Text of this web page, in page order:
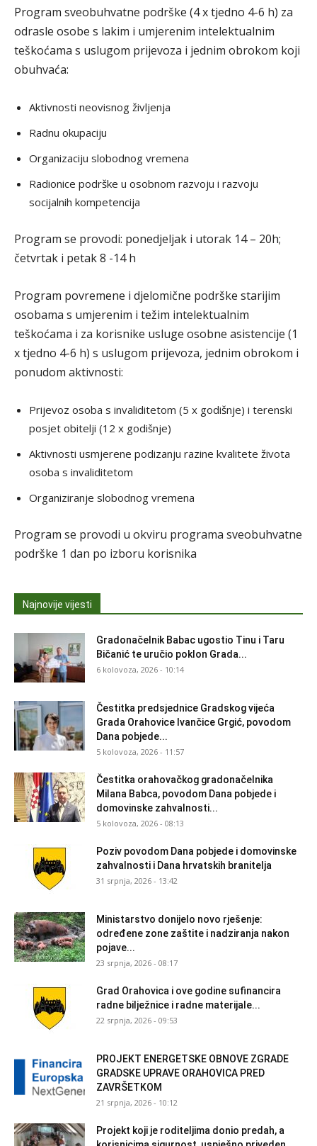
Program sveobuhvatne podrške (4 x tjedno 4-6 h) za
odrasle osobe s lakim i umjerenim intelektualnim
teškoćama s uslugom prijevoza i jednim obrokom koji
obuhvaća:
Aktivnosti neovisnog življenja
Radnu okupaciju
Organizaciju slobodnog vremena
Radionice podrške u osobnom razvoju i razvoju
socijalnih kompetencija
Program se provodi: ponedjeljak i utorak 14 – 20h;
četvrtak i petak 8 -14 h
Program povremene i djelomične podrške starijim
osobama s umjerenim i težim intelektualnim
teškoćama i za korisnike usluge osobne asistencije (1
x tjedno 4-6 h) s uslugom prijevoza, jednim obrokom i
ponudom aktivnosti:
Prijevoz osoba s invaliditetom (5 x godišnje) i terenski
posjet obitelji (12 x godišnje)
Aktivnosti usmjerene podizanju razine kvalitete života
osoba s invaliditetom
Organiziranje slobodnog vremena
Program se provodi u okviru programa sveobuhvatne
podrške 1 dan po izboru korisnika
Najnovije vijesti
Gradonačelnik Babac ugostio Tinu i Taru
Bičanić te uručio poklon Grada...
6 kolovoza, 2026 - 10:14
Čestitka predsjednice Gradskog vijeća
Grada Orahovice Ivančice Grgić, povodom
Dana pobjede...
5 kolovoza, 2026 - 11:57
Čestitka orahovačkog gradonačelnika
Milana Babca, povodom Dana pobjede i
domovinske zahvalnosti...
5 kolovoza, 2026 - 08:13
Poziv povodom Dana pobjede i domovinske
zahvalnosti i Dana hrvatskih branitelja
31 srpnja, 2026 - 13:42
Ministarstvo donijelo novo rješenje:
određene zone zaštite i nadziranja nakon
pojave...
23 srpnja, 2026 - 08:17
Grad Orahovica i ove godine sufinancira
radne bilježnice i radne materijale...
22 srpnja, 2026 - 09:53
PROJEKT ENERGETSKE OBNOVE ZGRADE
GRADSKE UPRAVE ORAHOVICA PRED
ZAVRŠETKOM
21 srpnja, 2026 - 10:12
Projekt koji je roditeljima donio predah, a